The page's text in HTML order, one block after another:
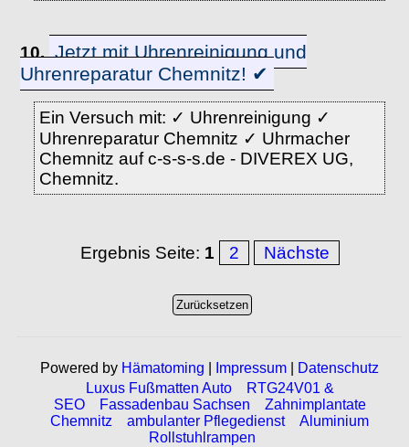
10. Jetzt mit Uhrenreinigung und
Uhrenreparatur Chemnitz! ✔
Ein Versuch mit: ✓ Uhrenreinigung ✓
Uhrenreparatur Chemnitz ✓ Uhrmacher
Chemnitz auf c-s-s-s.de - DIVEREX UG,
Chemnitz.
Ergebnis Seite: 1 2 Nächste
Powered by Hämatoming Impressum
Datenschutz
Luxus Fußmatten Auto
RTG24V01 &
SEO
Fassadenbau Sachsen
Zahnimplantate
Chemnitz
ambulanter Pflegedienst
Aluminium
Rollstuhlrampen